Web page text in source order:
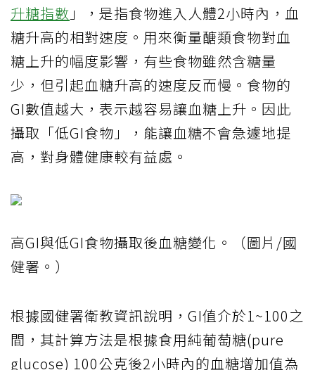
升糖指數 」，是指食物進入人體2小時內，血
糖升高的相對速度。用來衡量醣類食物對血
糖上升的幅度影響，有些食物雖然含糖量
少，但引起血糖升高的速度反而慢。食物的
GI數值越大，表示越容易讓血糖上升。因此
攝取「低GI食物」，能讓血糖不會急遽地提
高，對身體健康較有益處。
高GI與低GI食物攝取後血糖變化。（圖片/國
健署。）
根據國健署衛教資訊說明，GI值介於1~100之
間，其計算方法是根據食用純葡萄糖(pure
glucose) 100公克後2小時內的血糖增加值為